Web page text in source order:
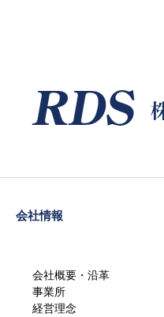
会社情報
会社概要・沿革
事業所
経営理念